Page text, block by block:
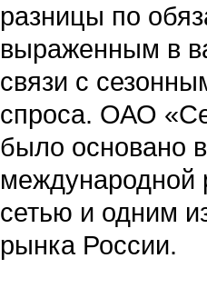
разницы по
выраженным в
связи с
спроса. ОАО
было основано
международной
сетью и одним
рынка России.